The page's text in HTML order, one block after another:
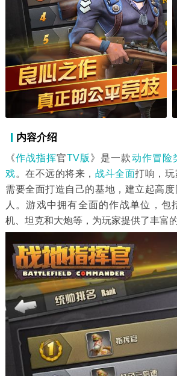
内容介绍
《作战指挥官TV版 》是一款动作冒险
戏。在不远的将来，战斗全面打响，玩
需要全面打造自己的基地，建立起高
人。游戏中拥有全面的作战单位，包
机、坦克和大炮等，为玩家提供了丰富